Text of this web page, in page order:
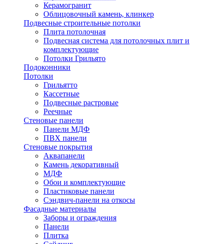
Керамогранит
Облицовочный камень, клинкер
Подвесные строительные потолки
Плита потолочная
Подвесная система для потолочных плит и
комплектующие
Потолки Грильято
Подоконники
Потолки
Грильятто
Кассетные
Подвесные растровые
Реечные
Стеновые панели
Панели МДФ
ПВХ панели
Стеновые покрытия
Аквапанели
Камень декоративный
МДФ
Обои и комплектующие
Пластиковые панели
Сэндвич-панели на откосы
Фасадные материалы
Заборы и ограждения
Панели
Плитка